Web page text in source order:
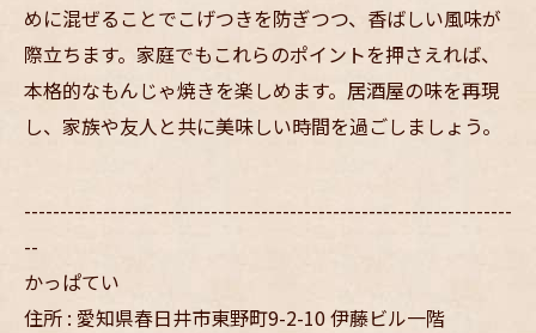
めに混ぜることでこげつきを防ぎつつ、香ばしい風味が
際立ちます。家庭でもこれらのポイントを押さえれば、
本格的なもんじゃ焼きを楽しめます。居酒屋の味を再現
し、家族や友人と共に美味しい時間を過ごしましょう。
--------------------------------------------------------------------
--
かっぱてい
住所 : 愛知県春日井市東野町9-2-10 伊藤ビル一階